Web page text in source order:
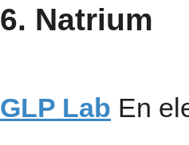
6. Natrium
GLP Lab En